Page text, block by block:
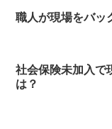
職人が現場をバッ
社会保険未加入で
は？